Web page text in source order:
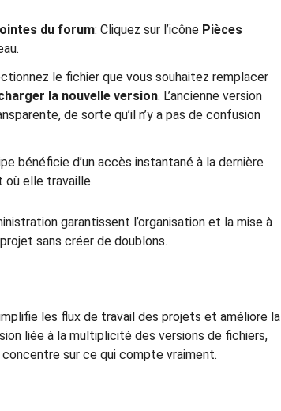
du forum: Cliquez sur l’icône Pièces
le fichier que vous souhaitez remplacer
la nouvelle version. L’ancienne version
de sorte qu’il n’y a pas de confusion
bénéficie d’un accès instantané à la dernière
où elle travaille.
garantissent l’organisation et la mise à
sans créer de doublons.
les flux de travail des projets et améliore la
liée à la multiplicité des versions de fichiers,
sur ce qui compte vraiment.